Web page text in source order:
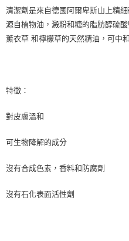
清潔劑是來自德國阿爾卑斯山上精
源自植物油，澱粉和糖的脂肪醇硫
薰衣草 和檸檬草的天然精油，可中
特徵：
對皮膚溫和
可生物降解的成分
沒有合成色素，香料和防腐劑
沒有石化表面活性劑